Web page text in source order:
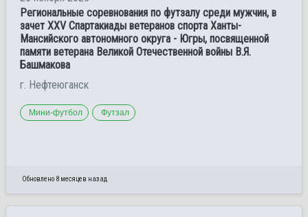
Региональные соревнования по футзалу среди мужчин, в
зачет XXV Спартакиады ветеранов спорта Ханты-
Мансийского автономного округа - Югры, посвященной
памяти ветерана Великой Отечественной войны В.Я.
Башмакова
г. Нефтеюганск
Мини-футбол Футзал
Обновлено 8 месяцев назад